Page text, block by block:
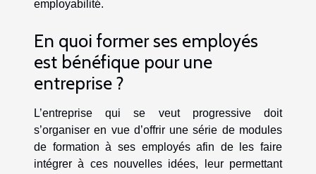
employabilité.
En quoi former ses employés
est bénéfique pour une
entreprise ?
L’entreprise qui se veut progressive doit
s’organiser en vue d’offrir une série de modules
de formation à ses employés afin de les faire
intégrer à ces nouvelles idées, leur permettant